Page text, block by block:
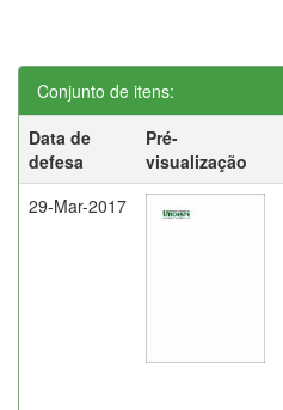
Conjunto de itens:
Data de
defesa
Pré-
visualização
29-Mar-2017